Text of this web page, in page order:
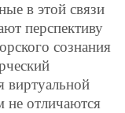
в этой связи
перспективу
сознания
виртуальной
не отличаются